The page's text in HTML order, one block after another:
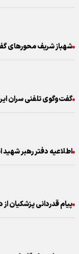
شهباز شریف محورهای
گفت‌وگوی تلفنی سران
اطلاعیه دفتر رهبر شهید
پیام قدردانی پزشکیان